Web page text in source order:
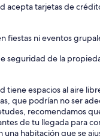
acepta tarjetas de
fiestas ni eventos
seguridad de la
tiene espacios al aire
que podrían no ser
recomendamos
de tu llegada para
una habitación que se